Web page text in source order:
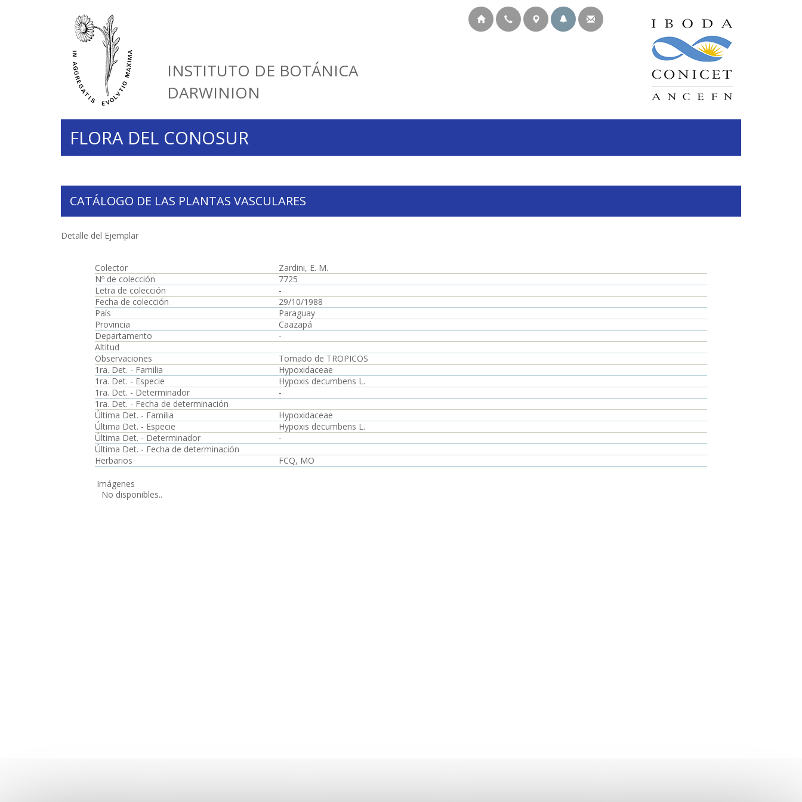
INSTITUTO DE BOTÁNICA
DARWINION
FLORA DEL CONOSUR
CATÁLOGO DE LAS PLANTAS VASCULARES
Detalle del Ejemplar
Colector
Zardini, E. M.
Nº de colección
7725
Letra de colección
-
Fecha de colección
29/10/1988
País
Paraguay
Provincia
Caazapá
Departamento
-
Altitud
Observaciones
Tomado de TROPICOS
1ra. Det. - Familia
Hypoxidaceae
1ra. Det. - Especie
Hypoxis decumbens L.
1ra. Det. - Determinador
-
1ra. Det. - Fecha de determinación
Última Det. - Familia
Hypoxidaceae
Última Det. - Especie
Hypoxis decumbens L.
Última Det. - Determinador
-
Última Det. - Fecha de determinación
Herbarios
FCQ, MO
Imágenes
No disponibles..